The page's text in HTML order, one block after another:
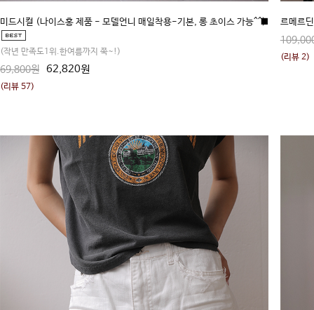
미드시컬 (나이스홍 제품 - 모델언니 매일착용-기본, 롱 초이스 가능^^)
(작년 만족도1위.한여름까지 쭉~!)
69,800원 62,820원
■
(리뷰 57)
르메르
(리뷰 2)